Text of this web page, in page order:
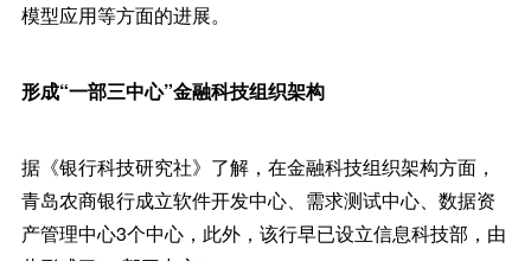
模型应用等方面的进展。
形成“一部三中心”金融科技组织架构
据《银行科技研究社》了解，在金融科技组织架构方面，
青岛农商银行成立软件开发中心、需求测试中心、数据资
产管理中心3个中心，此外，该行早已设立信息科技部，由